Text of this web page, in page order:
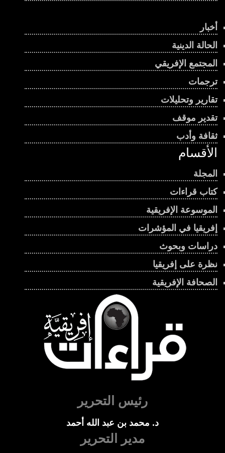
أخبار
الحالة الدينية
المجتمع الإفريقي
ترجمات
تقارير وتحليلات
تقدير موقف
ثقافة وأدب
الأقسام
المجلة
كتاب قراءات
الموسوعة الإفريقية
إفريقيا في المؤشرات
دراسات وبحوث
نظرة على إفريقيا
الصحافة الإفريقية
رئيس التحرير
د. محمد بن عبد الله أحمد
مدير التحرير